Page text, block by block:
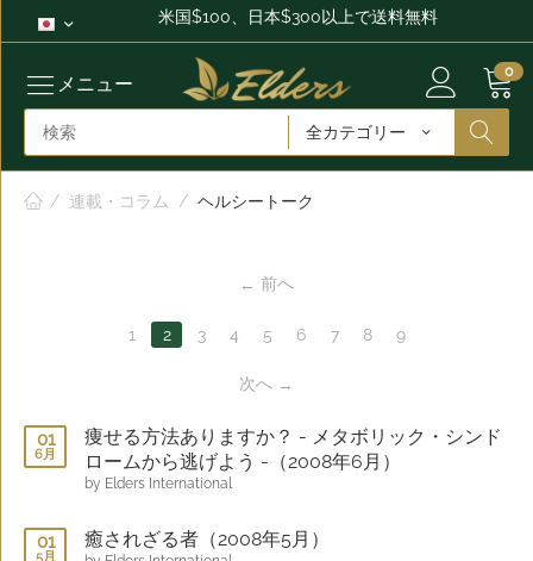
米国$100、日本$300以上で送料無料
全カテゴリー
0
メニュー
/ 連載・コラム / ヘルシートーク
前へ
1 2 3 4 5 6 7 8 9
次へ
01
6月
痩せる方法ありますか？ - メタボリック・シンド
ロームから逃げよう -（2008年6月）
by Elders International
01
5月
癒されざる者（2008年5月）